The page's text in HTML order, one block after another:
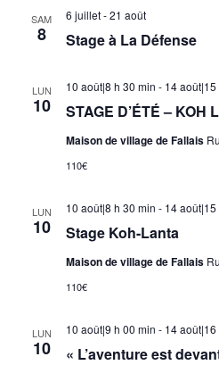
SAM
8 Stage à La Défense
6 juillet-21 août
LUN
10 STAGE D’ÉTÉ – KOH
10 août|8 h 30 min - 14
Maison de village de Fallais
110€
LUN
10 Stage Koh-Lanta
10 août|8 h 30 min - 14
Maison de village de Fallais
110€
LUN
10 « L’aventure est
10 août|9 h 00 min - 14